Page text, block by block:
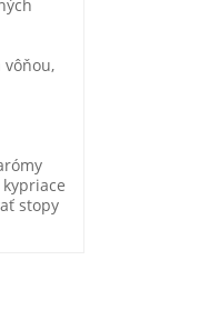
stopy